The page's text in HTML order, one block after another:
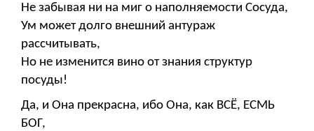
Не забывая ни на миг о наполняемости Сосуда,
Ум может долго внешний антураж
рассчитывать,
Но не изменится вино от знания структур
посуды!
Да, и Она прекрасна, ибо Она, как ВСЁ, ЕСМЬ
БОГ,